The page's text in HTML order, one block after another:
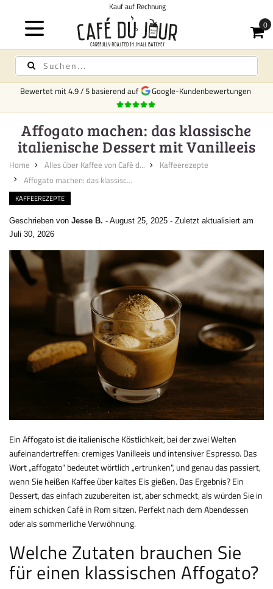
Bewertet mit4.9/5 basierend auf Google-Kundenbewertungen
Affogato machen: das klassische
italienische Dessert mit Vanilleeis
Home Alles über Kaffee von Café d...
Kaffeerezepte
Affogato machen: das klassisch...
KAFFEEREZEPTE
Geschrieben von Jesse B. - August 25, 2025 - Zuletzt aktualisiert am
Juli 30, 2026
Ein Affogato ist die italienische Köstlichkeit, bei der zwei Welten
aufeinandertreffen: cremiges Vanilleeis und intensiver Espresso. Das
Wort „affogato" bedeutet wörtlich „ertrunken", und genau das passiert,
wenn Sie heißen Kaffee über kaltes Eis gießen. Das Ergebnis? Ein
Dessert, das einfach zuzubereiten ist, aber schmeckt, als würden Sie in
einem schicken Café in Rom sitzen. Perfekt nach dem Abendessen
oder als sommerliche Verwöhnung.
Welche Zutaten brauchen Sie
für einen klassischen Affogato?